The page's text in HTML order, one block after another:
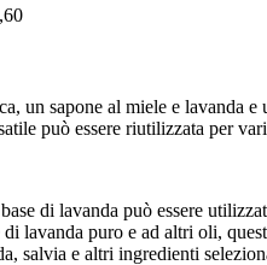
un sapone al miele e lavanda
può essere riutilizzata per
di lavanda può essere
lavanda puro e ad altri oli,
salvia e altri ingredienti